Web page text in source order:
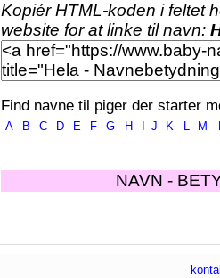
Kopiér HTML-koden i feltet
website for at linke til navn:
Find navne til piger der starter
A B C D E F G H J K L M
NAVN -